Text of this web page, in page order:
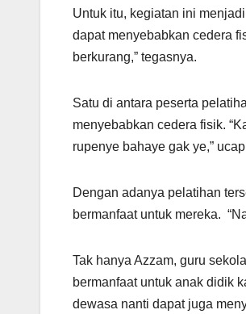
Untuk itu, kegiatan ini
dapat menyebabkan cedera
berkurang,” tegasnya.
Satu di antara peserta
menyebabkan cedera fisik.
rupenye bahaye gak ye,”
Dengan adanya pelatihan
bermanfaat untuk mereka.
Tak hanya Azzam, guru
bermanfaat untuk anak didik
dewasa nanti dapat juga